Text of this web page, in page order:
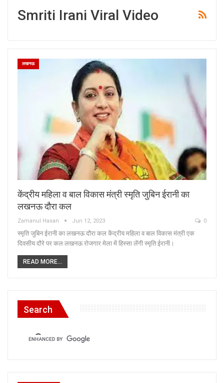
Smriti Irani Viral Video
लखनऊ
केंद्रीय महिला व बाल विकास मंत्री स्मृति जुबिन ईरानी का
लखनऊ दौरा कल
Zamanul Hasan Jun 12, 2023 0
स्मृति जुबिन ईरानी का लखनऊ दौरा कल केंद्रीय महिला व बाल विकास मंत्री एक
दिवसीय दौरे पर कल लखनऊ रोजगार मेला में हिस्सा लेंगी स्मृति ईरानी।
READ MORE...
Search